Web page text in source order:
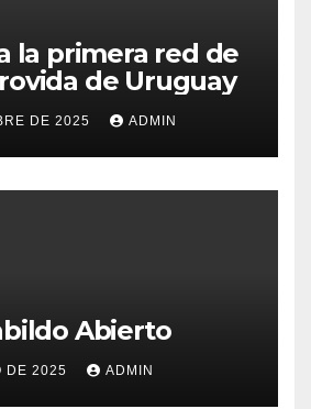
la primera red de
de Uruguay
DE 2025 ADMIN
Abierto
DE 2025 ADMIN